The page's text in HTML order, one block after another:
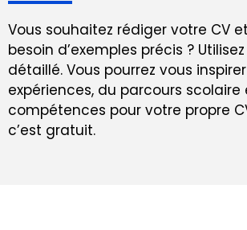
Vous souhaitez rédiger votre CV
besoin d’exemples précis ?
détaillé. Vous pourrez vous
expériences, du parcours scolaire
compétences pour votre propre
c’est gratuit.